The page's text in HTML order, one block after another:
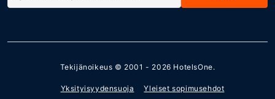
Tekijänoikeus © 2001 - 2026 HotelsOne.
Yksityisyydensuoja Yleiset sopimusehdot